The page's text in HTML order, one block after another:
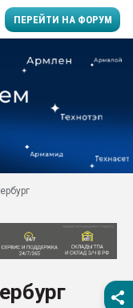
ПЕРЕЙТИ НА ФОРУМ
первый план в
пластмасс
ситуацией на
бутылок
Материал поверхности
вакуумного
Armaloy PC/ABS-1IM